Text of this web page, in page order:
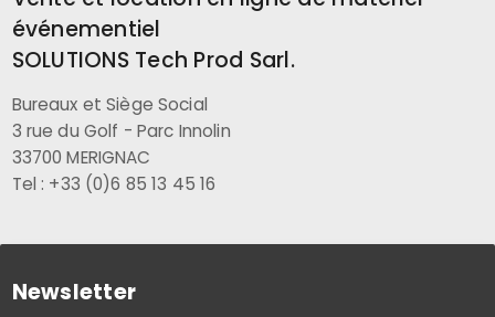
événementiel
SOLUTIONS Tech Prod Sarl.
Bureaux et Siège Social
3 rue du Golf - Parc Innolin
33700 MERIGNAC
Tel : +33 (0)6 85 13 45 16
Newsletter